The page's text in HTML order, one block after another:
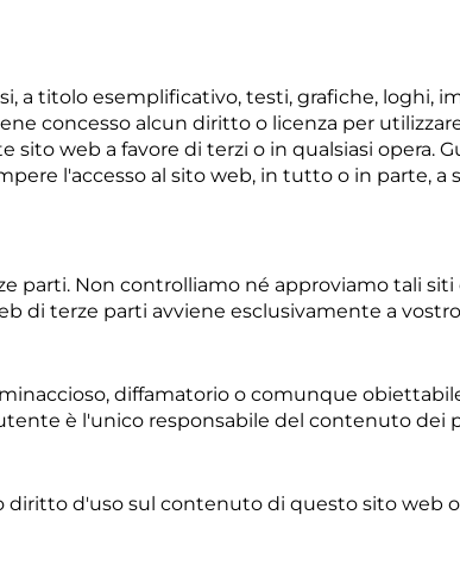
a titolo esemplificativo, testi, grafiche, loghi,
concesso alcun diritto o licenza per
web a favore di terzi o in qualsiasi opera.
l'accesso al sito web, in tutto o in parte, a
parti. Non controlliamo né approviamo tali siti
di terze parti avviene esclusivamente a
diffamatorio o comunque
è l'unico responsabile del contenuto dei
d'uso sul contenuto di questo sito web